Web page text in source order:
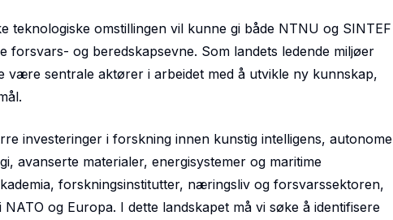
teknologiske omstillingen vil kunne gi både NTNU og SINTEF
forsvars- og beredskapsevne. Som landets ledende miljøer
sentrale aktører i arbeidet med å utvikle ny kunnskap,
investeringer i forskning innen kunstig intelligens, autonome
avanserte materialer, energisystemer og maritime
forskningsinstitutter, næringsliv og forsvarssektoren,
og Europa. I dette landskapet må vi søke å identifisere